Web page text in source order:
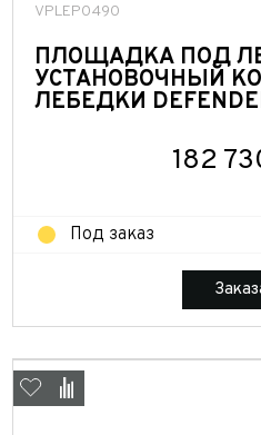
VPLEP0490
ПЛОЩАДКА ПОД
УСТАНОВОЧНЫЙ
ЛЕБЕДКИ
182
Под заказ